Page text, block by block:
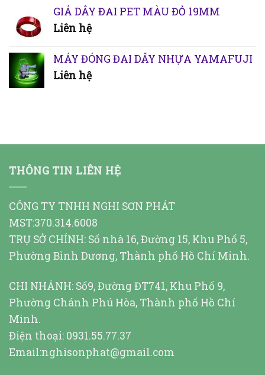
GIÁ DÂY ĐAI PET MÀU ĐỎ 19MM
Liên hệ
MÁY ĐÓNG ĐAI DÂY NHỰA YAMAFUJI
Liên hệ
THÔNG TIN LIÊN HỆ
CÔNG TY TNHH NGHI SƠN PHÁT
MST:370.314.6008
TRỤ SỞ CHÍNH: Số nhà 16, Đường 15, Khu Phố 5,
Phường Bình Dương, Thành phố Hồ Chí Minh.
CHI NHÁNH: Số9, Đường ĐT741, Khu Phố 9,
Phường Chánh Phú Hòa, Thành phố Hồ Chí
Minh.
Điện thoại: 0931.55.77.37
Email:nghisonphat@gmail.com